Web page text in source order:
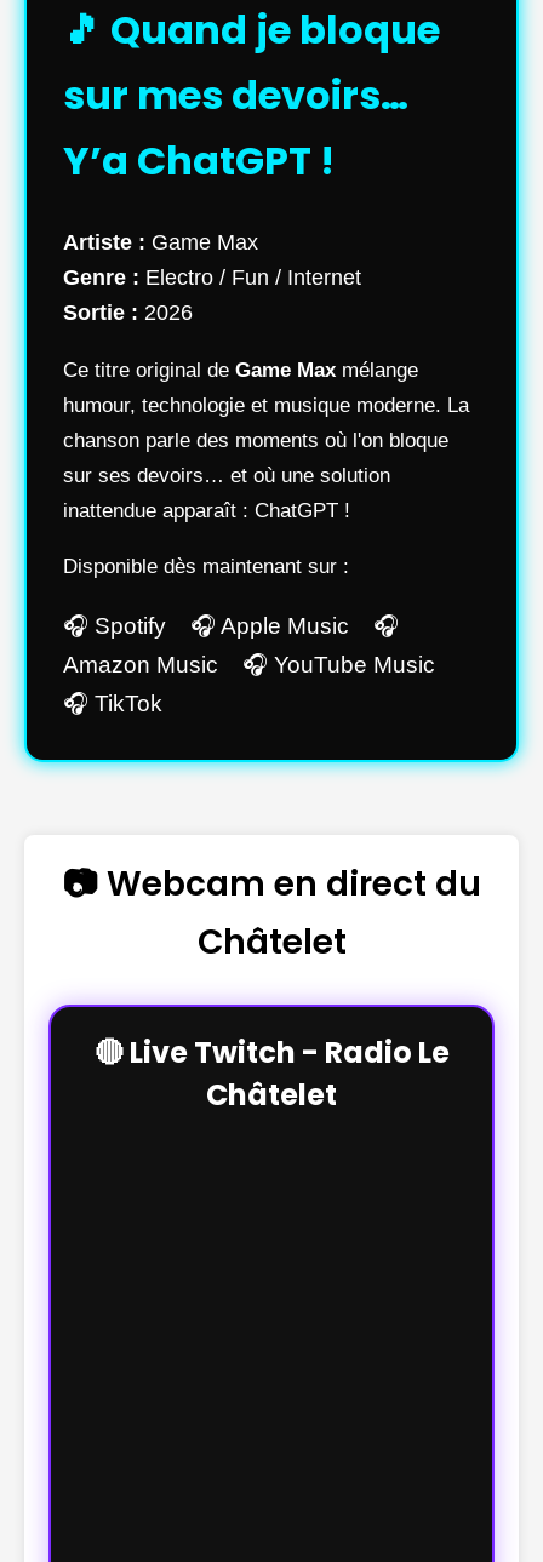
🎵 Quand je bloque
sur mes devoirs…
Y’a ChatGPT !
Artiste : Game Max
Genre : Electro / Fun / Internet
Sortie : 2026
Ce titre original de Game Max mélange
humour, technologie et musique moderne. La
chanson parle des moments où l'on bloque
sur ses devoirs… et où une solution
inattendue apparaît : ChatGPT !
Disponible dès maintenant sur :
🎧 Spotify 🎧 Apple Music 🎧
Amazon Music 🎧 YouTube Music
🎧 TikTok
📷 Webcam en direct du
Châtelet
🔴 Live Twitch - Radio Le
Châtelet